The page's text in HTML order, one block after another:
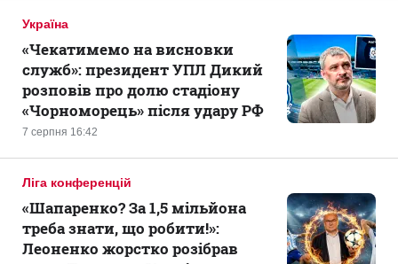
Україна
7 серпня 16:42
«Чекатимемо на висновки
служб»: президент УПЛ Дикий
розповів про долю стадіону
«Чорноморець» після удару РФ
Ліга конференцій
«Шапаренко? За 1,5 мільйона
треба знати, що робити!»:
Леоненко жорстко розібрав